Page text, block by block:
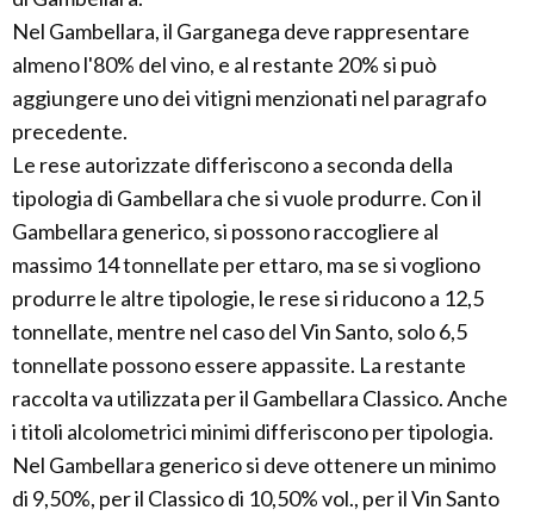
Nel Gambellara, il Garganega deve rappresentare
almeno l'80% del vino, e al restante 20% si può
aggiungere uno dei vitigni menzionati nel paragrafo
precedente.
Le rese autorizzate differiscono a seconda della
tipologia di Gambellara che si vuole produrre. Con il
Gambellara generico, si possono raccogliere al
massimo 14 tonnellate per ettaro, ma se si vogliono
produrre le altre tipologie, le rese si riducono a 12,5
tonnellate, mentre nel caso del Vin Santo, solo 6,5
tonnellate possono essere appassite. La restante
raccolta va utilizzata per il Gambellara Classico. Anche
i titoli alcolometrici minimi differiscono per tipologia.
Nel Gambellara generico si deve ottenere un minimo
di 9,50%, per il Classico di 10,50% vol., per il Vin Santo